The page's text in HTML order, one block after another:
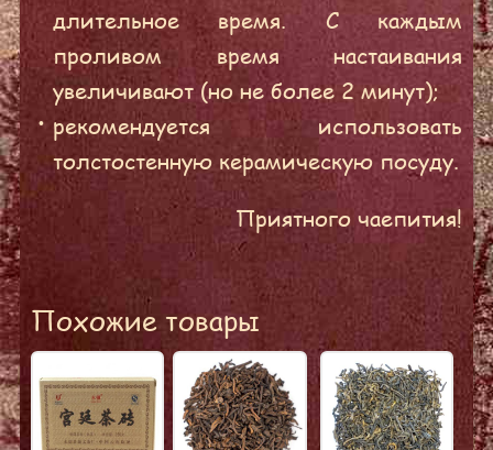
длительное время. С каждым
проливом время настаивания
увеличивают (но не более 2 минут);
рекомендуется использовать
толстостенную керамическую посуду.
Приятного чаепития!
Похожие товары